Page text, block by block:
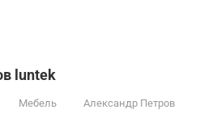
luntek
Мебель Александр Петров